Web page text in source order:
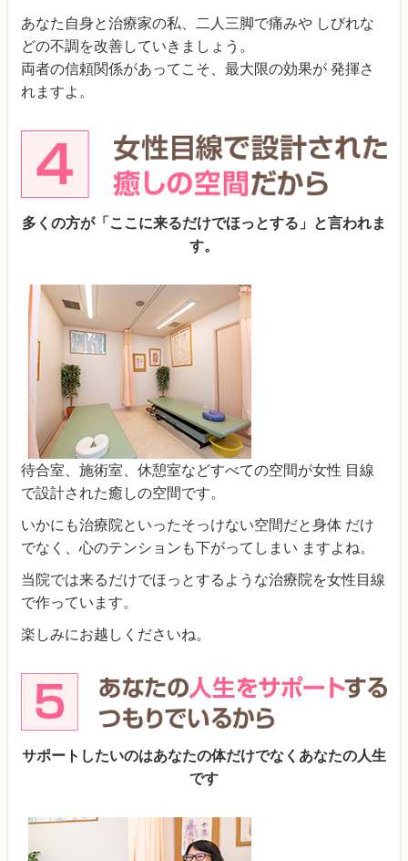
あなた自身と治療家の私、二人三脚で痛みや しびれな
どの不調を改善していきましょう。
両者の信頼関係があってこそ、最大限の効果が 発揮さ
れますよ。
多くの方が「ここに来るだけでほっとする」と言われま
す。
待合室、施術室、休憩室などすべての空間が女性 目線
で設計された癒しの空間です。
いかにも治療院といったそっけない空間だと身体 だけ
でなく、心のテンションも下がってしまい ますよね。
当院では来るだけでほっとするような治療院を女性目線
で作っています。
楽しみにお越しくださいね。
サポートしたいのはあなたの体だけでなくあなたの人生
です